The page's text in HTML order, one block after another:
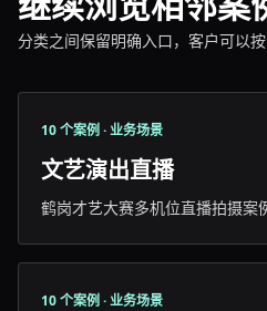
分类之间保留明确入口，客户可以
10 个案例 · 业务场景
文艺演出直播
鹤岗才艺大赛多机位直播拍摄案
10 个案例 · 业务场景